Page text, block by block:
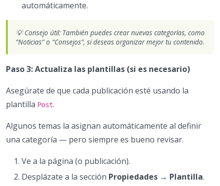
automáticamente.
💡 Consejo útil: También puedes crear nuevas categorías, como
“Noticias” o “Consejos”, si deseas organizar mejor tu contenido.
Paso 3: Actualiza las plantillas (si es necesario)
Asegúrate de que cada publicación esté usando la
plantilla Post.
Algunos temas la asignan automáticamente al definir
una categoría — pero siempre es bueno revisar.
Ve a la página (o publicación).
Desplázate a la sección Propiedades → Plantilla.